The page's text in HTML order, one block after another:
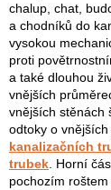
chalup, chat,
a chodníků do
vysokou
proti
a také dlouhou
vnějších
vnějších stěnách
odtoky o
kanalizačních
trubek . Horní
pochozím